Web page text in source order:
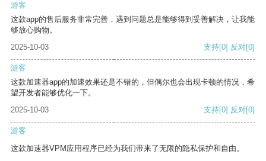
游客
这款app的售后服务非常完善，遇到问题总是能够得到妥善解决，让我能
够放心购物。
2025-10-03
支持[0] 反对[0]
游客
这款加速器app的加速效果还是不错的，但偶尔也会出现卡顿的情况，希
望开发者能够优化一下。
2025-10-03
支持[0] 反对[0]
游客
这款加速器VPM应用程序已经为我们带来了无限的隐私保护和自由。